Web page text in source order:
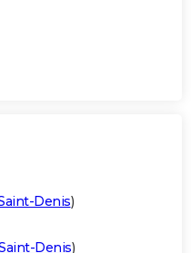
Denis)
Denis)